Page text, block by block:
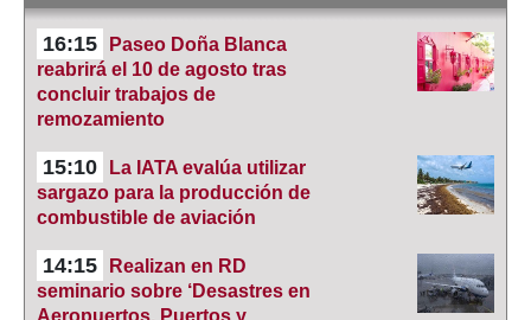
16:15
Paseo Doña Blanca
reabrirá el 10 de agosto tras
concluir trabajos de
remozamiento
15:10
La IATA evalúa utilizar
sargazo para la producción de
combustible de aviación
14:15
Realizan en RD
seminario sobre ‘Desastres en
Aeropuertos, Puertos y